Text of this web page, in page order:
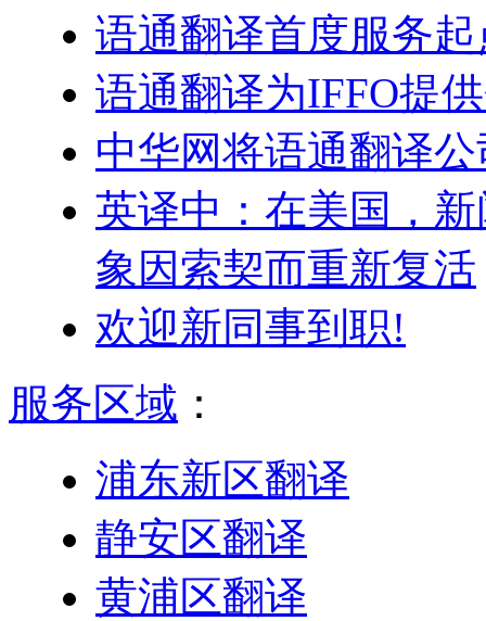
语通翻译首度服务
语通翻译为IFFO提
中华网将语通翻译
英译中：在美国，
象因索契而重新复活
欢迎新同事到职!
服务区域 ：
浦东新区翻译
静安区翻译
黄浦区翻译